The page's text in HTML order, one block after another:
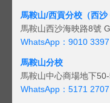
馬鞍山/西貢分校（西沙
馬鞍山西沙海映路8號
WhatsApp：9010 3397
馬鞍山分校
馬鞍山中心商場地下
WhatsApp：5171 2707